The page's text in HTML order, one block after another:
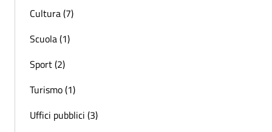
Cultura (7)
Scuola (1)
Sport (2)
Turismo (1)
Uffici pubblici (3)